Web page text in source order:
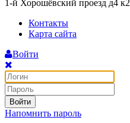
1-й Хорошёвский проезд д4 к2
Контакты
Карта сайта
Войти
Войти
Напомнить пароль